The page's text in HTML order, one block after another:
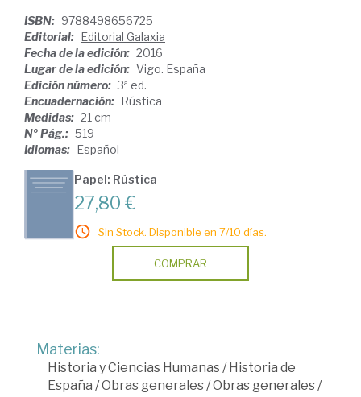
ISBN: 9788498656725
Editorial: Editorial Galaxia
Fecha de la edición: 2016
Lugar de la edición: Vigo. España
Edición número: 3ª ed.
Encuadernación: Rústica
Medidas: 21 cm
Nº Pág.: 519
Idiomas: Español
Papel: Rústica
27,80 €
Sin Stock. Disponible en 7/10 días.
COMPRAR
Materias:
Historia y Ciencias Humanas /Historia de
España /Obras generales /Obras generales /